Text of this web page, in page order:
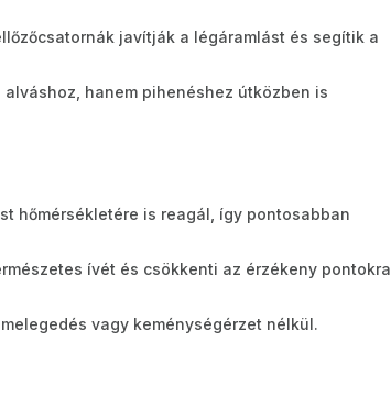
javítják a légáramlást és segítik a
hanem pihenéshez útközben is
hőmérsékletére is reagál, így pontosabban
ívét és csökkenti az érzékeny pontokra
vagy keménységérzet nélkül.